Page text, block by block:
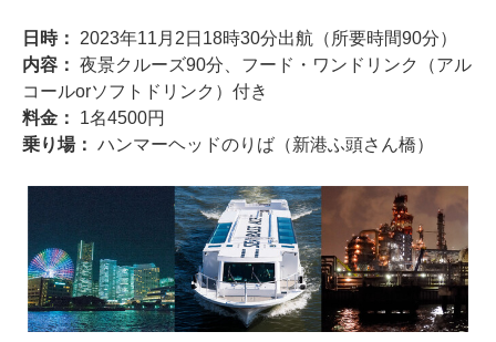
日時： 2023年11月2日18時30分出航（所要時間90分）
内容： 夜景クルーズ90分、フード・ワンドリンク（アル
コールorソフトドリンク）付き
料金： 1名4500円
乗り場： ハンマーヘッドのりば（新港ふ頭さん橋）